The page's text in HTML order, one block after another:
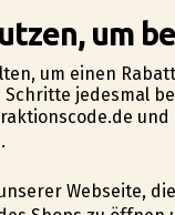
um
um einen
jedesmal
Webseite,